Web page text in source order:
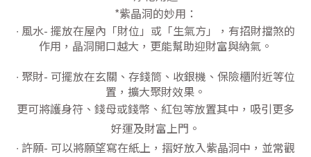
*紫晶洞的妙用：
∙ 風水- 擺放在屋內「財位」或「生氣方」，有招財擋煞的
作用，晶洞開口越大，更能幫助迎財富與納氣。
∙ 聚財- 可擺放在玄關、存錢筒、收銀機、保險櫃附近等位
置，擴大聚財效果。
更可將護身符、錢母或錢幣、紅包等放置其中，吸引更多
好運及財富上門。
∙ 許願- 可以將願望寫在紙上，摺好放入紫晶洞中，並常觀